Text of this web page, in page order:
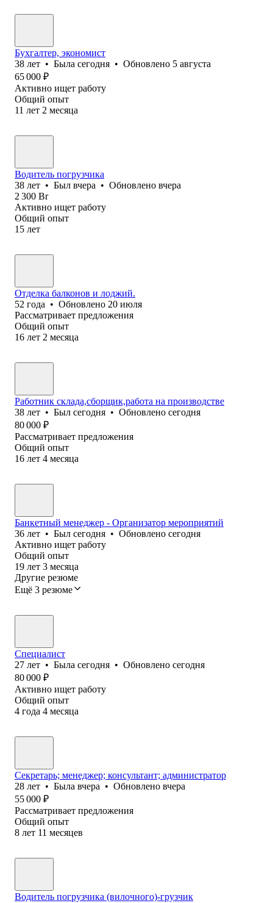
Бухгалтер, экономист
38 лет • Была сегодня • Обновлено 5 августа
65 000 ₽
Активно ищет работу
Общий опыт
11 лет 2 месяца
Водитель погрузчика
38 лет • Был вчера • Обновлено вчера
2 300 Br
Активно ищет работу
Общий опыт
15 лет
Отделка балконов и лоджий.
52 года • Обновлено 20 июля
Рассматривает предложения
Общий опыт
16 лет 2 месяца
Работник склада,сборщик,работа на производстве
38 лет • Был сегодня • Обновлено сегодня
80 000 ₽
Рассматривает предложения
Общий опыт
16 лет 4 месяца
Банкетный менеджер - Организатор мероприятий
36 лет • Был сегодня • Обновлено сегодня
Активно ищет работу
Общий опыт
19 лет 3 месяца
Другие резюме
Ещё 3 резюме
Специалист
27 лет • Была сегодня • Обновлено сегодня
80 000 ₽
Активно ищет работу
Общий опыт
4 года 4 месяца
Секретарь; менеджер; консультант; администратор
28 лет • Была вчера • Обновлено вчера
55 000 ₽
Рассматривает предложения
Общий опыт
8 лет 11 месяцев
Водитель погрузчика (вилочного)-грузчик